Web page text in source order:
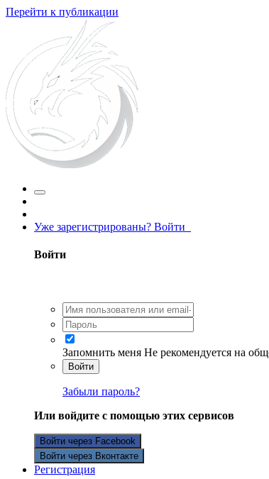
Перейти к публикации
Уже зарегистрированы? Войти
Войти
Запомнить меня Не рекомендуется на
Войти
Забыли пароль?
Или войдите с помощью этих сервисов
Войти через Facebook
Войти через Вконтакте
Регистрация